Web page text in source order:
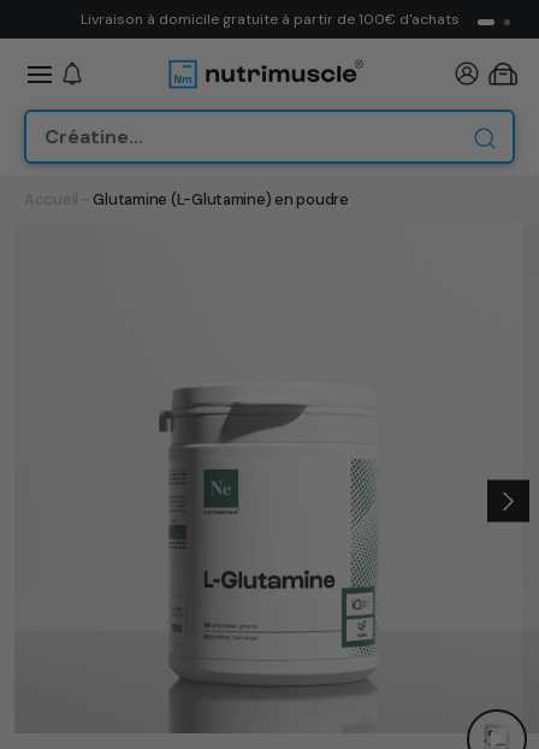
PASSER
CONTENU
Transparence & traçabilité
Accueil - Glutamine (L-Glutamine) en poudre